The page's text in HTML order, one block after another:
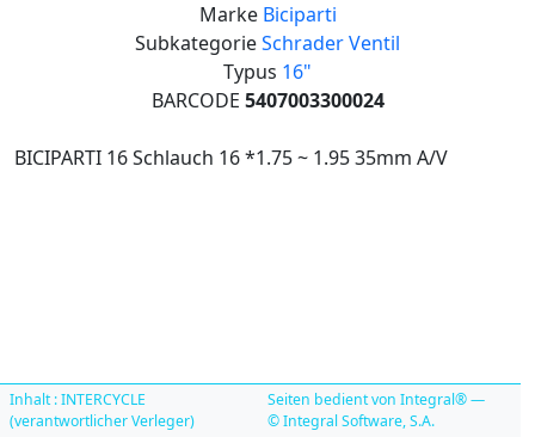
Marke Biciparti
SubkategorieSchrader Ventil
Typus 16"
BARCODE 5407003300024
BICIPARTI 16 Schlauch 16 *1.75 ~ 1.95 35mm A/V
Inhalt : INTERCYCLE
(verantwortlicher Verleger)
Seiten bedient von Integral® —
© Integral Software, S.A.